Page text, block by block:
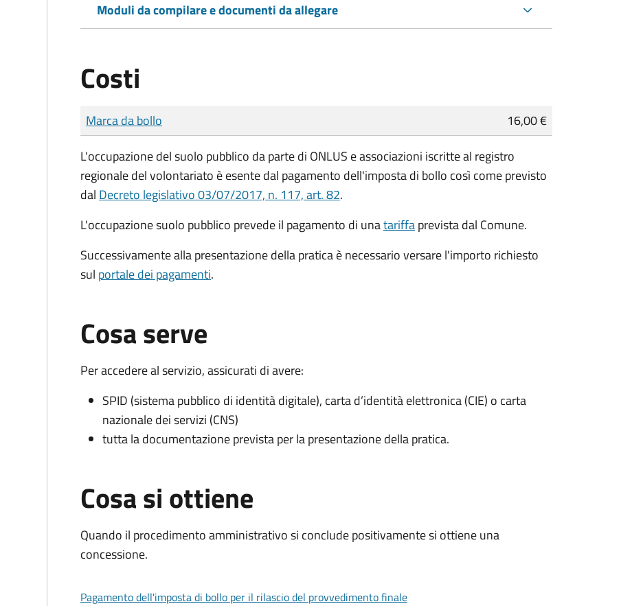
Moduli da compilare e documenti da allegare
Costi
Tipo di pagamento
Importo
Marca da bollo
16,00 €
L'occupazione del suolo pubblico da parte di ONLUS e associazioni iscritte al registro
regionale del volontariato è esente dal pagamento dell'imposta di bollo così come previsto
dal Decreto legislativo 03/07/2017, n. 117, art. 82.
L'occupazione suolo pubblico prevede il pagamento di unatariffaprevista dal Comune.
Successivamente alla presentazione della pratica è necessario versare l'importo richiesto
sul portale dei pagamenti.
Cosa serve
Per accedere al servizio, assicurati di avere:
SPID (sistema pubblico di identità digitale), carta d’identità elettronica (CIE) o carta
nazionale dei servizi (CNS)
tutta la documentazione prevista per la presentazione della pratica.
Cosa si ottiene
Quando il procedimento amministrativo si conclude positivamente si ottiene una
concessione.
Pagamento dell'imposta di bollo per il rilascio del provvedimento finale